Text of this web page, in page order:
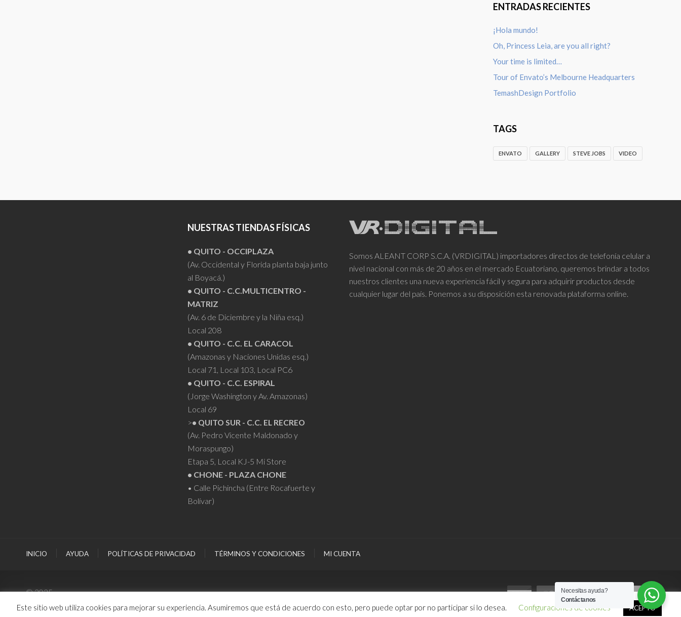
ENTRADAS RECIENTES
¡Hola mundo!
Oh, Princess Leia, are you all right?
Your time is limited…
Tour of Envato’s Melbourne Headquarters
TemashDesign Portfolio
TAGS
ENVATO GALLERY STEVE JOBS VIDEO
NUESTRAS TIENDAS FÍSICAS
• QUITO - OCCIPLAZA
(Av. Occidental y Florida planta baja junto
al Boyacá.)
• QUITO - C.C.MULTICENTRO -
MATRIZ
(Av. 6 de Diciembre y la Niña esq.)
Local 208
• QUITO - C.C. EL CARACOL
(Amazonas y Naciones Unidas esq.)
Local 71, Local 103, Local PC6
• QUITO - C.C. ESPIRAL
(Jorge Washington y Av. Amazonas)
Local 69
>• QUITO SUR - C.C. EL RECREO
(Av. Pedro Vicente Maldonado y
Moraspungo)
Etapa 5, Local KJ-5 Mi Store
• CHONE - PLAZA CHONE
• Calle Pichincha (Entre Rocafuerte y
Bolívar)
Somos ALEANT CORP S.C.A. (VRDIGITAL) importadores directos de telefonía celular a
nivel nacional con más de 20 años en el mercado Ecuatoriano, queremos brindar a todos
nuestros clientes una nueva experiencia fácil y segura para adquirir productos desde
cualquier lugar del país. Ponemos a su disposición esta renovada plataforma online.
INICIO AYUDA POLÍTICAS DE PRIVACIDAD TÉRMINOS Y CONDICIONES MI CUENTA
© 2025
Este sitio web utiliza cookies para mejorar su experiencia. Asumiremos que está de acuerdo con esto, pero puede optar por no participar si lo desea. Configuraciones de cookies ACEPTO
Necesitas ayuda?
Contáctanos